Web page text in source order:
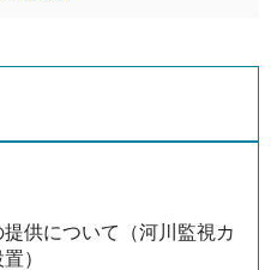
提供について（河川監視カ
）